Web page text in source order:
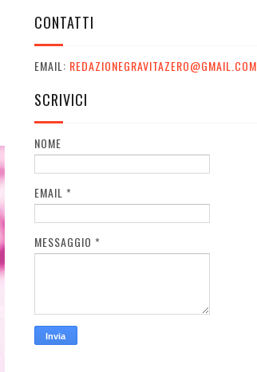
CONTATTI
EMAIL: REDAZIONEGRAVITAZERO@GMAIL.COM
SCRIVICI
NOME
EMAIL *
MESSAGGIO *